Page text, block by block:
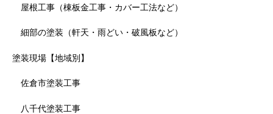
屋根工事（棟板金工事・カバー工法など）
細部の塗装（軒天・雨どい・破風板など）
塗装現場【地域別】
佐倉市塗装工事
八千代塗装工事